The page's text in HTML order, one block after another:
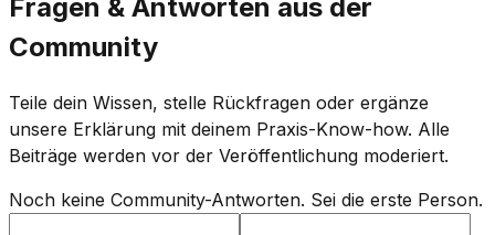
Fragen & Antworten aus der
Community
Teile dein Wissen, stelle Rückfragen oder ergänze
unsere Erklärung mit deinem Praxis-Know-how. Alle
Beiträge werden vor der Veröffentlichung moderiert.
Noch keine Community-Antworten. Sei die erste Person.